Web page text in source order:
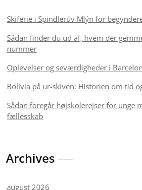
Skiferie i Spindlerův Mlýn for
Sådan finder du ud af, hvem der
nummer
Oplevelser og seværdigheder i
Bolivia på ur-skiven: Historien om tid
Sådan foregår højskolerejser for unge
fællesskab
Archives
august 2026